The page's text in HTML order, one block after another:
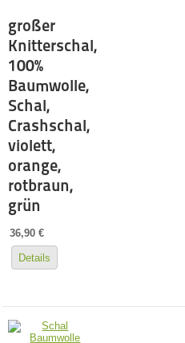
großer
Knitterschal,
100%
Baumwolle,
Schal,
Crashschal,
violett,
orange,
rotbraun,
grün
36,90 €
Details